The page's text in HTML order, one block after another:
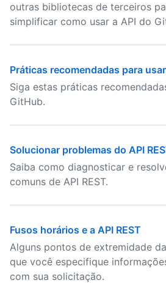
outras bibliotecas de terceiros
simplificar como usar a API do
Práticas recomendadas para usar
Siga estas práticas
GitHub.
Solucionar problemas do API
Saiba como diagnosticar e
comuns de API REST.
Fusos horários e a API REST
Alguns pontos de extremidade
que você especifique
com sua solicitação.